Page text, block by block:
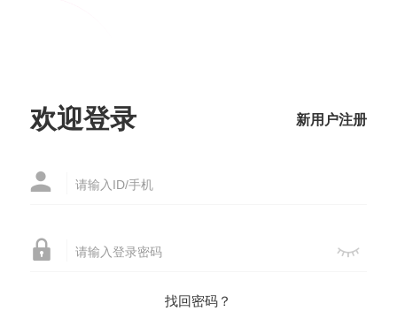
欢迎登录 新用户注册

 
找回密码？